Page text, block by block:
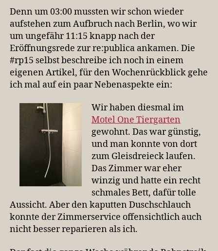
Denn um 03:00 mussten wir schon wieder
aufstehen zum Aufbruch nach Berlin, wo wir
um ungefähr 11:15 knapp nach der
Eröffnungsrede zur re:publica ankamen. Die
#rp15 selbst beschreibe ich noch in einem
eigenen Artikel, für den Wochenrückblick gehe
ich mal auf ein paar Nebenaspekte ein:
Wir haben diesmal im
Motel One Tiergarten
gewohnt. Das war günstig,
und man konnte von dort
zum Gleisdreieck laufen.
Das Zimmer war eher
winzig und hatte ein recht
schmales Bett, dafür tolle
Aussicht. Aber den kaputten Duschschlauch
konnte der Zimmerservice offensichtlich auch
nicht besser reparieren als ich.